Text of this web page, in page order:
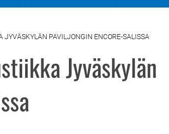
JYVÄSKYLÄN PAVILJONGIN ENCORE-SALISSA
Jyväskylän